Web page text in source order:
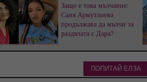
Защо е това мълчание:
Саня Армутлиева
продължава да мълчи за
раздялата с Дара?
ПОПИТАЙ ЕЛЗА